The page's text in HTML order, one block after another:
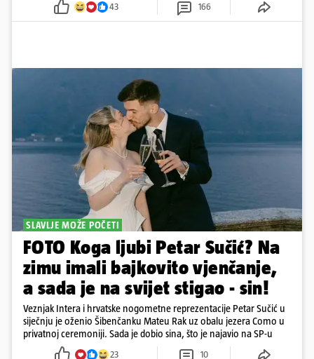
43 166
SLAVLJE MOŽE POČETI
FOTO Koga ljubi Petar Sučić? Na
zimu imali bajkovito vjenčanje,
a sada je na svijet stigao - sin!
Veznjak Intera i hrvatske nogometne reprezentacije Petar Sučić u
siječnju je oženio Šibenčanku Mateu Rak uz obalu jezera Como u
privatnoj ceremoniji. Sada je dobio sina, što je najavio na SP-u
23 10